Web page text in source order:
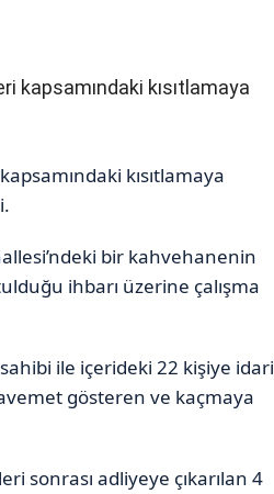
kapsamındaki kısıtlamaya
kısıtlamaya
bir kahvehanenin
ihbarı üzerine çalışma
ile içerideki 22 kişiye idari
gösteren ve kaçmaya
sonrası adliyeye çıkarılan 4